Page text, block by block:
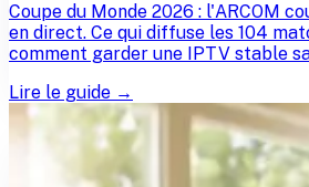
Coupe du Monde 2026 : l'ARCOM
en direct. Ce qui diffuse les 104
comment garder une IPTV stable
Lire le guide →